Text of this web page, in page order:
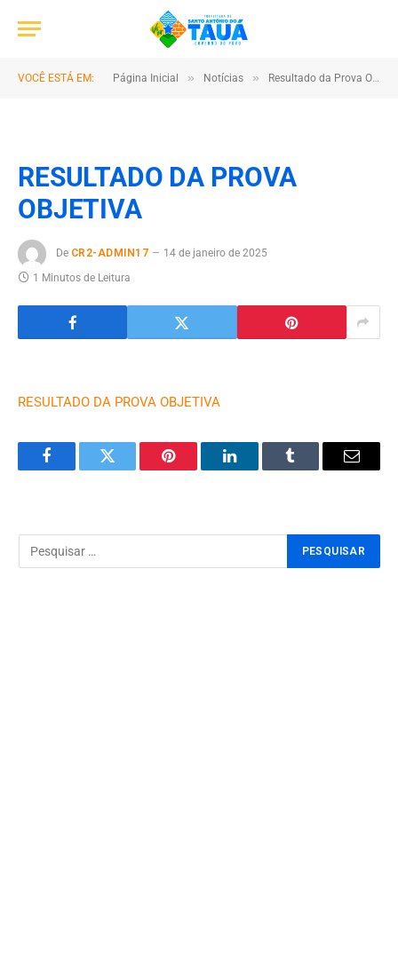
VOCÊ ESTÁ EM: Página Inicial » Notícias » Resultado da Prova Objetiva do Processo Seletivo Público para Admissão e Formação de Cadastro de Reserva de Agentes Comunitários de Saúde e Agentes de Combate Às Endemias
RESULTADO DA PROVA
OBJETIVA
De CR2-ADMIN17
14 de janeiro de 2025
1 Minutos de Leitura
RESULTADO DA PROVA OBJETIVA
FacebookTwitter Pinterest LinkedInTumblr Email